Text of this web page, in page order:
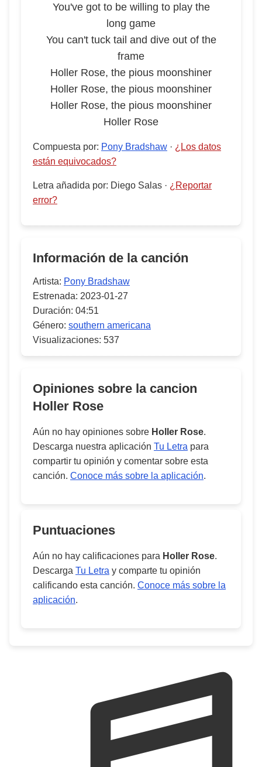
You've got to be willing to play the
long game
You can't tuck tail and dive out of the
frame
Holler Rose, the pious moonshiner
Holler Rose, the pious moonshiner
Holler Rose, the pious moonshiner
Holler Rose
Compuesta por: Pony Bradshaw · ¿Los datos
están equivocados?
Letra añadida por: Diego Salas · ¿Reportar
error?
Información de la canción
Artista: Pony Bradshaw
Estrenada: 2023-01-27
Duración: 04:51
Género: southern americana
Visualizaciones: 537
Opiniones sobre la cancion
Holler Rose
Aún no hay opiniones sobre Holler Rose.
Descarga nuestra aplicación Tu Letra para
compartir tu opinión y comentar sobre esta
canción. Conoce más sobre la aplicación.
Puntuaciones
Aún no hay calificaciones para Holler Rose.
Descarga Tu Letra y comparte tu opinión
calificando esta canción. Conoce más sobre la
aplicación.